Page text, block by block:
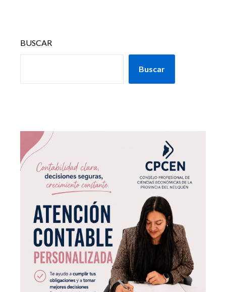
BUSCAR
Buscar